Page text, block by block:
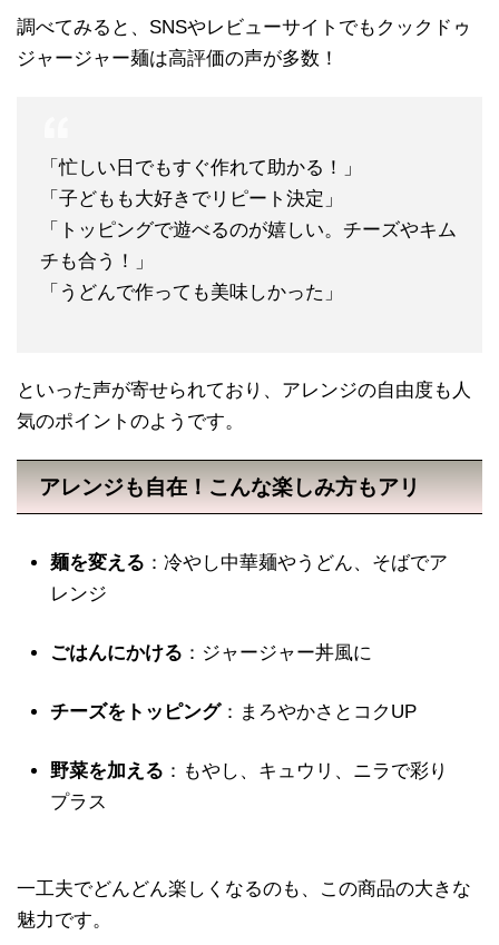
調べてみると、SNSやレビューサイトでもクックドゥ
ジャージャー麺は高評価の声が多数！
「忙しい日でもすぐ作れて助かる！」
「子どもも大好きでリピート決定」
「トッピングで遊べるのが嬉しい。チーズやキム
チも合う！」
「うどんで作っても美味しかった」
といった声が寄せられており、アレンジの自由度も人
気のポイントのようです。
アレンジも自在！こんな楽しみ方もアリ
麺を変える ：冷やし中華麺やうどん、そばでア
レンジ
ごはんにかける ：ジャージャー丼風に
チーズをトッピング：まろやかさとコクUP
野菜を加える ：もやし、キュウリ、ニラで彩り
プラス
一工夫でどんどん楽しくなるのも、この商品の大きな
魅力です。